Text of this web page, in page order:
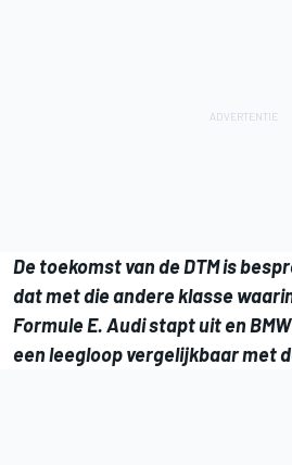
De toekomst van de DTM is
dat met die andere klasse
Formule E. Audi stapt uit en
een leegloop vergelijkbaar met